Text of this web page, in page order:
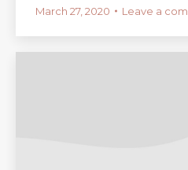
March 27, 2020
Leave a